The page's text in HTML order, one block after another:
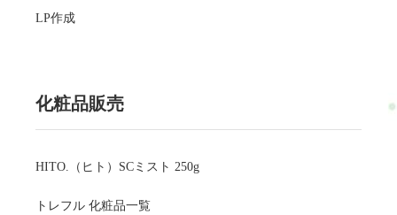
LP作成
化粧品販売
HITO.（ヒト）SCミスト 250g
トレフル 化粧品一覧